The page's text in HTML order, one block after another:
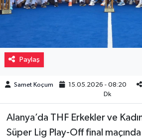
Paylaş
Samet Koçum 15.05.2026 - 08:20
Dk
Alanya’da THF Erkekler ve
Süper Lig Play-Off final
Resmi İlanlar
Sağlık
Siyaset